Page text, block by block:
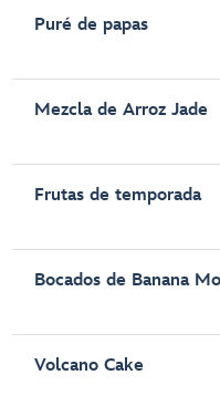
Puré de papas
Mezcla de Arroz Jade
Frutas de temporada
Bocados de Banana
Volcano Cake